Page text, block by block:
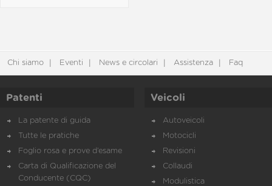
Chi siamo Eventi News e circolari Assistenza Faq
Patenti
La patente di guida
Tutte le pratiche
Foglio rosa e prove d’esame
Carta di Qualificazione del
Conducente (CQC)
Veicoli
Autoveicoli
Motocicli
Revisioni
Collaudi
Modulistica